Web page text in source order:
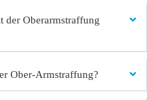
der Oberarmstraffung
Ober-Armstraffung?